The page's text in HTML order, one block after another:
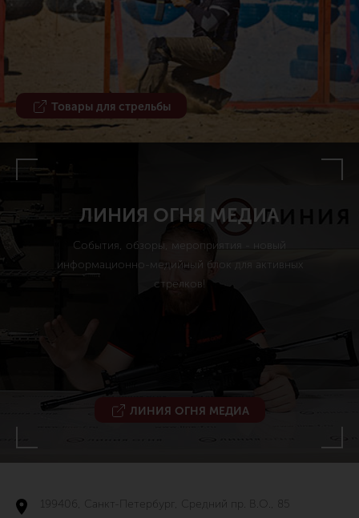
ЛИНИЯ ОГНЯ МЕДИА
События, обзоры, мероприятия - новый
информационно-медийный блок для активных
стрелков!
ЛИНИЯ ОГНЯ МЕДИА
Товары для стрельбы
199406, Санкт-Петербург, Средний пр. В.О., 85